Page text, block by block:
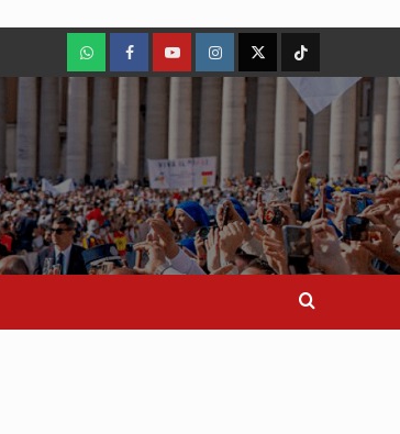
WhatsAppFacebookYoutubeInstagram
X TikTok